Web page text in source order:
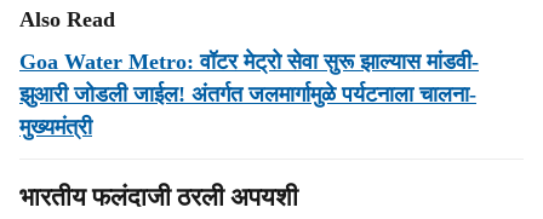
Also Read
Goa Water Metro: वॉटर मेट्रो सेवा सुरू झाल्यास मांडवी-
झुआरी जोडली जाईल! अंतर्गत जलमार्गामुळे पर्यटनाला चालना-
मुख्यमंत्री
भारतीय फलंदाजी ठरली अपयशी